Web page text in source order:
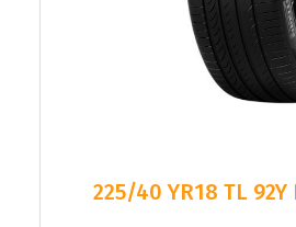
225/40 YR18 TL 92Y